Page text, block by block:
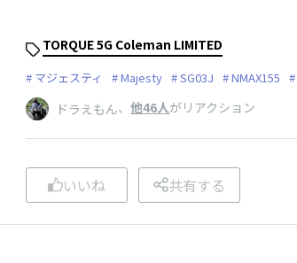
TORQUE 5G Coleman LIMITED
マジェスティ Majesty SG03J NMAX155
ドラえもん、 他46人がリアクション
いいね 共有する